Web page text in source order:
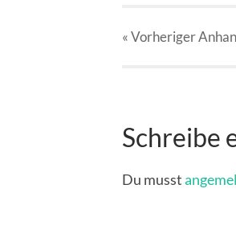
« Vorheriger
Schreibe
Du musst